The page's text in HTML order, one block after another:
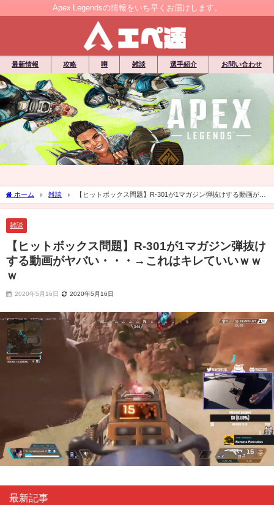
Apex Legendsの情報をいち早くお届けします。
最新情報 攻略 噂 雑談 選手紹介 お問い合わせ
ホーム 雑談
【ヒットボックス問題】R-301が1マガジン弾抜けする動画がヤ
バい・・・→これはキレていいｗｗｗ
雑談
【ヒットボックス問題】R-301が1マガジン弾抜け
する動画がヤバい・・・→これはキレていいｗｗ
ｗ
2020年5月16日 2020年5月16日
最新記事